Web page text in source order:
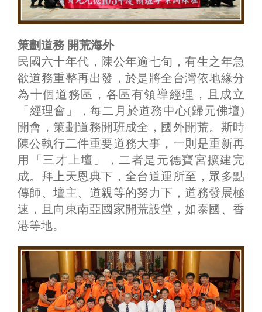
策劃道務 開荒海外
民國六十年代，陳公年逾七旬，有生之年急
欲道務重整再出發，於是將全台灣依地緣分
為十個道務區，各區有領導經理，且成立
「經理會」，每二月於道務中心(歸元佛壇)
開會，策劃道務開班成全，國外開荒。斯時
陳公執行二件重要道務大事，一則是重新再
用「三才上壇」，二者是元德寶宮擴建完
成。拜上天恩典下，全台道運所至，眾多點
傳師、壇主、道親等的努力下，道務發展極
速，且向東南亞國家開荒設堂，如泰國、香
港等地。